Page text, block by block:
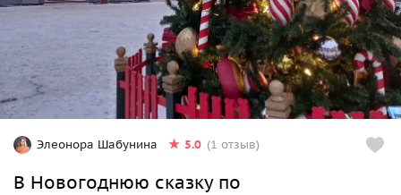
Элеонора Шабунина 5.0 (1 отзыв)
В Новогоднюю сказку по